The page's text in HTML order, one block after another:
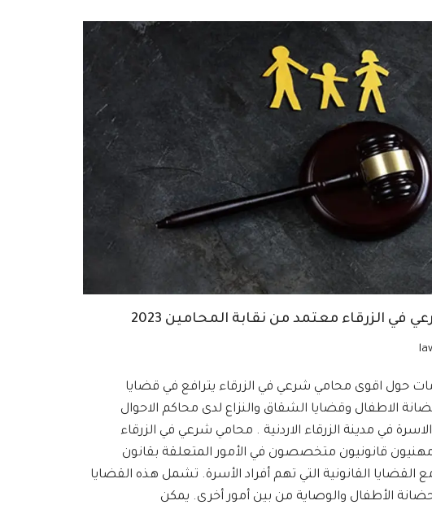
الزرقاء معتمد من نقابة المحامين 2023
حول اقوى محامي شرعي في الزرقاء يترافع في قضايا
الاطفال وقضايا الشقاق والنزاع لدى محاكم الاحوال
في مدينة الزرقاء الاردنية . محامي شرعي في الزرقاء
قانونيون متخصصون في الأمور المتعلقة بقانون
القضايا القانونية التي تهم أفراد الأسرة. تشمل هذه القضايا
الأطفال والوصاية من بين أمور أخرى. يمكن